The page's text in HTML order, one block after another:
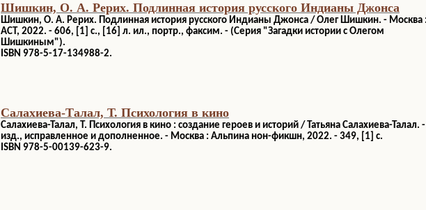
Шишкин, О. А. Рерих. Подлинная история русского Индианы Джонса
Шишкин, О. А. Рерих. Подлинная история русского Индианы Джонса / Олег Шишкин. - Москва :
АСТ, 2022. - 606, [1] с., [16] л. ил., портр., факсим. - (Серия "Загадки истории с Олегом
Шишкиным").
ISBN 978-5-17-134988-2.
Салахиева-Талал, Т. Психология в кино
Салахиева-Талал, Т. Психология в кино : создание героев и историй / Татьяна Салахиева-Талал.
изд., исправленное и дополненное. - Москва : Альпина нон-фикшн, 2022. - 349, [1] с.
ISBN 978-5-00139-623-9.